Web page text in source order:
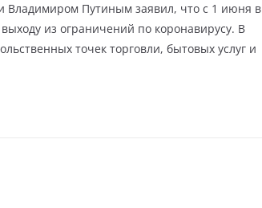
Владимиром Путиным заявил, что с 1 июня в
из ограничений по коронавирусу. В
точек торговли, бытовых услуг и